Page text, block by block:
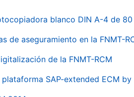
blanco DIN A-4 de 80
de aseguramiento en la FNMT-
de la FNMT-RCM
SAP-extended ECM by